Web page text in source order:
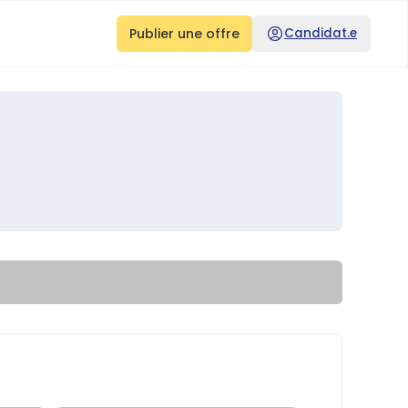
Publier une offre Candidat.e